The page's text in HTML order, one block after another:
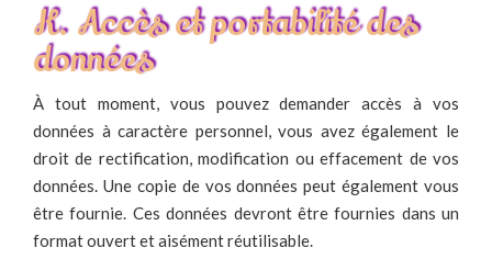
K. Accès et portabilité des
données
À tout moment, vous pouvez demander accès à vos
données à caractère personnel, vous avez également le
droit de rectification, modification ou effacement de vos
données. Une copie de vos données peut également vous
être fournie. Ces données devront être fournies dans un
format ouvert et aisément réutilisable.